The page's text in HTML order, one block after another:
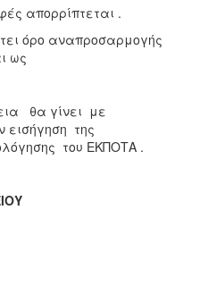
απορρίπτεται .
όρο αναπροσαρμογής
ως
θα γίνει με
της
του ΕΚΠΟΤΑ .